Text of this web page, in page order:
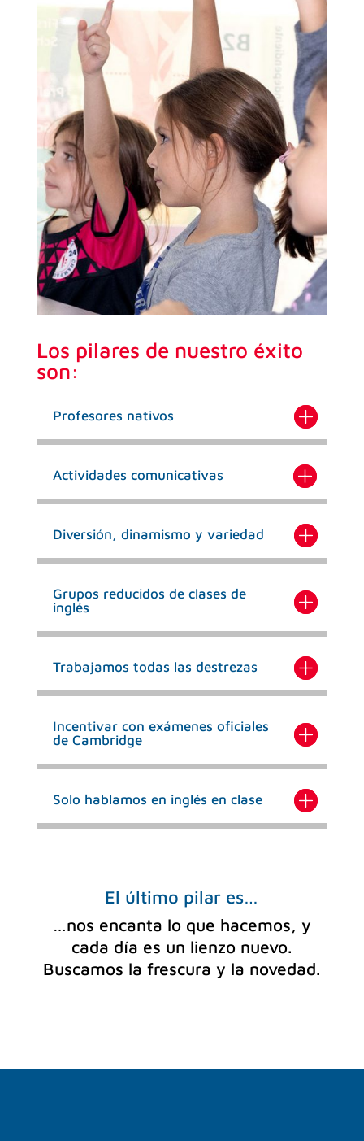
Los pilares de nuestro éxito
son:
Profesores nativos
Actividades comunicativas
Diversión, dinamismo y variedad
Grupos reducidos de clases de
inglés
Trabajamos todas las destrezas
Incentivar con exámenes oficiales
de Cambridge
Solo hablamos en inglés en clase
El último pilar es…
…nos encanta lo que hacemos, y
cada día es un lienzo nuevo.
Buscamos la frescura y la novedad.